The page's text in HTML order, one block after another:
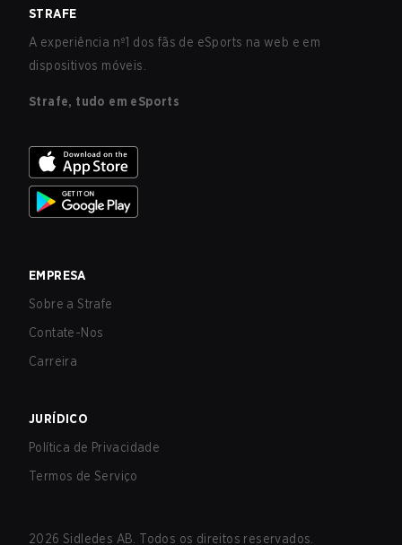
STRAFE
A experiência nº1 dos fãs de eSports na web e em
dispositivos móveis.
Strafe, tudo em eSports
EMPRESA
Sobre a Strafe
Contate-Nos
Carreira
JURÍDICO
Política de Privacidade
Termos de Serviço
2026 Sidledes AB. Todos os direitos reservados.